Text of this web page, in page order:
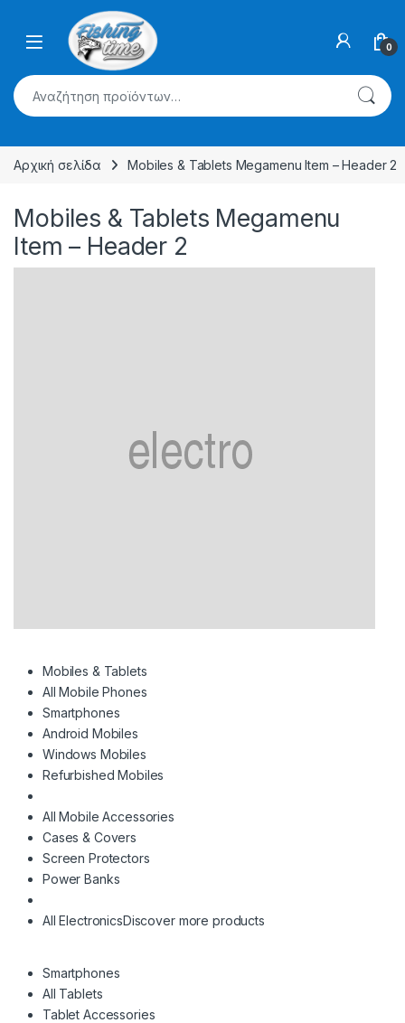
Skip to navigation
0
Αναζήτηση για:
Αρχική σελίδα Mobiles & Tablets Megamenu Item – Header 2
Mobiles & Tablets Megamenu
Item – Header 2
Mobiles & Tablets
All Mobile Phones
Smartphones
Android Mobiles
Windows Mobiles
Refurbished Mobiles
All Mobile Accessories
Cases & Covers
Screen Protectors
Power Banks
All ElectronicsDiscover more products
Smartphones
All Tablets
Tablet Accessories